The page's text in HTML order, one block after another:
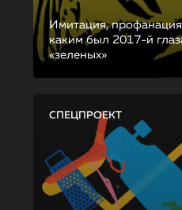
Имитация,
каким был 2017-й
«зеленых»
СПЕЦПРОЕКТ